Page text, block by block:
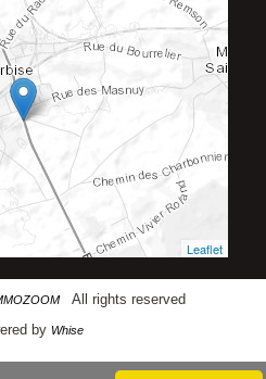
Leaflet
All rights reserved
by Whise